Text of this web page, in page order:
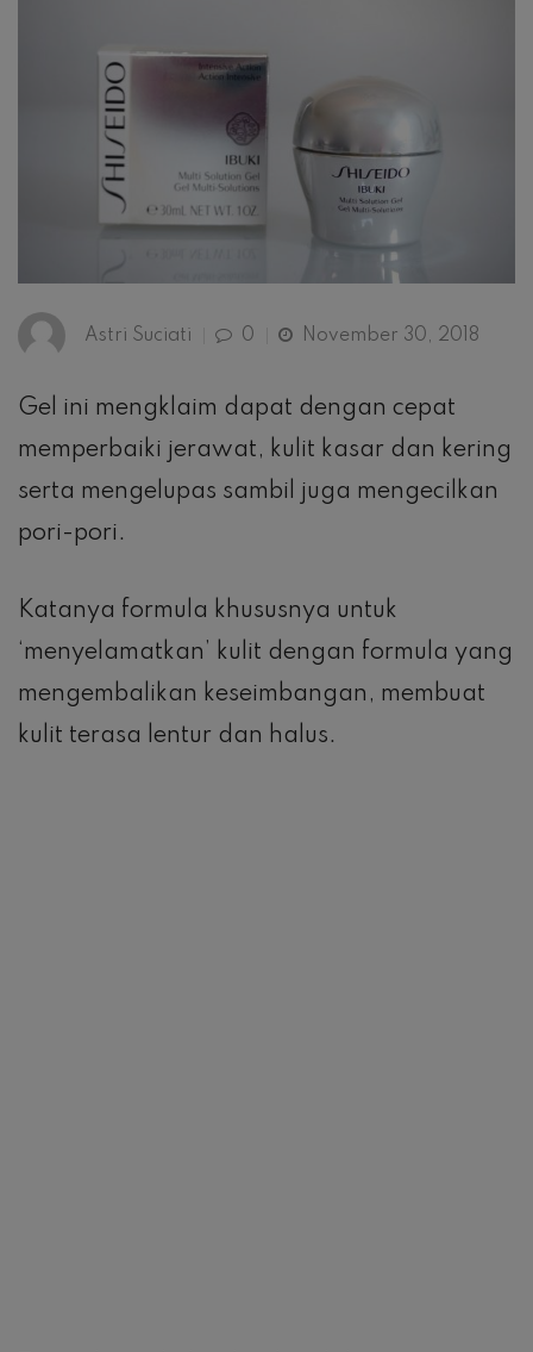
Astri Suciati 0 November 30, 2018
Gel ini mengklaim dapat dengan cepat
memperbaiki jerawat, kulit kasar dan kering
serta mengelupas sambil juga mengecilkan
pori-pori.
Katanya formula khususnya untuk
‘menyelamatkan’ kulit dengan formula yang
mengembalikan keseimbangan, membuat
kulit terasa lentur dan halus.